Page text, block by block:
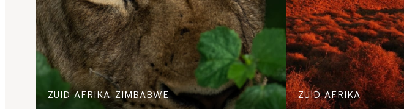
ZUID-AFRIKA, ZIMBABWE ZUID-AFRIKA